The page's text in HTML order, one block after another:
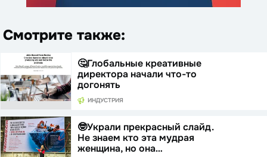
Смотрите также:
🤔Глобальные креативные
директора начали что-то
догонять
ИНДУСТРИЯ
🤓Украли прекрасный слайд.
Не знаем кто эта мудрая
женщина, но она…